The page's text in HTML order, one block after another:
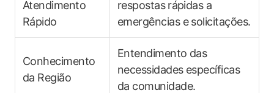
Atendimento
Rápido
respostas ⁢rápidas a‍
emergências e solicitações.
Conhecimento​
da Região
Entendimento das
necessidades específicas
da comunidade.